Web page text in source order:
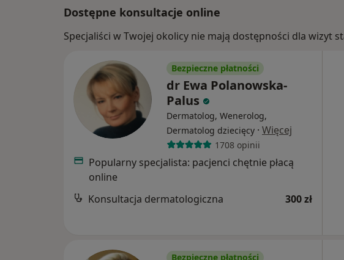
Dostępne konsultacje online
Specjaliści w Twojej okolicy nie mają dostępności dla wizyt
Bezpieczne płatności
dr Ewa Polanowska-
Palus
Dermatolog, Wenerolog,
Dermatolog dziecięcy · Więcej
1708 opinii
Popularny specjalista: pacjenci chętnie płacą
online
Konsultacja dermatologiczna
300 zł
Bezpieczne płatności